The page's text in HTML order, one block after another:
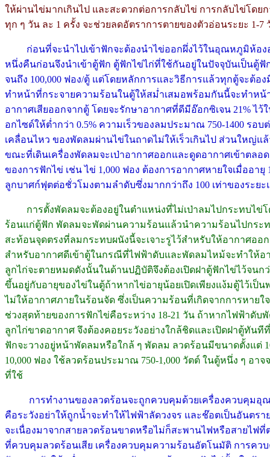
ให้ผ่านไข่มากเกินไป และสะดวกต่อการกลับไข่ การกลับไข่โดย
ทุก ๆ วัน ละ 1 ครั้ง จะช่วยลดอัตราการตายของตัวอ่อนระยะ 1-7
ก่อนที่จะนำไปเข้าฟักจะต้องนำไข่ออกผึ่งไว้ในอุณหภูมิห้องอ
หนึ่งคืนก่อนจึงนำเข้าตู้ฟัก ตู้ฟักไข่ไก่ที่ใช้กันอยู่ในปัจจุบันเป็นตู้ฟั
จนถึง 100,000 ฟอง/ตู้ แต่โดยหลักการและวิธีการแล้วทุกตู้จะต้
ทำหน้าที่กระจายความร้อนในตู้ให้สม่ำเสมอพร้อมกันนี้จะทำหน้
อากาศเสียออกจากตู้ โดยจะรักษาอากาศที่ดีมีอ๊อกซิเจน 21% ไ
อกไซด์ให้ต่ำกว่า 0.5% ความเร็วของลมประมาณ 750-1400 ร
เคลื่อนไหว ของพัดลมผ่านไข่ในถาดไม่ให้เร็วเกินไป ส่วนใหญ่แ
ขณะที่เดินเครื่องพัดลมจะเป่าอากาศออกและดูดอากาศเข้าตลอ
ของการฟักไข่ เช่น ไข่ 1,000 ฟอง ต้องการอากาศหายใจเมื่ออายุ
ลูกบาศก์ฟุตต่อชั่วโมงตามลำดับซึ่งมากกว่าถึง 100 เท่าของระยะ
การตั้งพัดลมจะต้องอยู่ในตำแหน่งที่ไม่เป่าลมไปกระทบไข่
ร้อนแก่ตู้ฟัก พัดลมจะพัดผ่านความร้อนแล้วนำความร้อนไปกระ
สะท้อนจุดตรงที่ลมกระทบผนังนี้จะเจาะรูไว้สำหรับให้อากาศออ
สำหรับอากาศดีเข้าตู้ในกรณีที่ไฟฟ้าดับและพัดลมไหม้จะทำให้
ลูกไก่จะตายหมดดังนั้นในด้านปฏิบัติจึงต้องเปิดฝาตู้ฟักไข่ไว้จน
ขึ้นอยู่กับอายุของไข่ในตู้ถ้าหากไข่อายุน้อยเปิดเพียงแง้มตู้ไว้เป็
ไม่ให้อากาศภายในร้อนจัด ซึ่งเป็นความร้อนที่เกิดจากการหายใ
ช่วงสุดท้ายของการฟักไข่คือระหว่าง 18-21 วัน ถ้าหากไฟฟ้าดับ
ลูกไก่ขาดอากาศ จึงต้องคอยระวังอย่างใกล้ชิดและเปิดฝาตู้ทัน
ฟักจะวางอยู่หน้าพัดลมหรือใกล้ ๆ พัดลม ลวดร้อนมีขนาดตั้งแต่
10,000 ฟอง ใช้ลวดร้อนประมาณ 750-1,000 วัตต์ ในตู้หนึ่ง ๆ อ
ที่ใช้
การทำงานของลวดร้อนจะถูกควบคุมด้วยเครื่องควบคุมอุ
คือระวังอย่าให้ถูกน้ำจะทำให้ไฟฟ้าลัดวงจร และช๊อตเป็นอันตร
จะเนื่องมาจากสายลวดร้อนขาดหรือไม่ก็สะพานไฟหรือสายไฟ
ที่ควบคุมลวดร้อนเสีย เครื่องควบคุมความร้อนอัตโนมัติ การค